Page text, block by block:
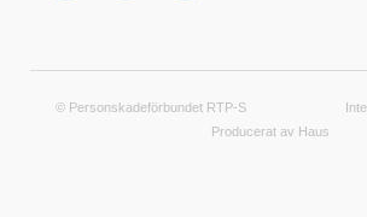
© Personskadeförbundet RTP-S
Producerat av Haus